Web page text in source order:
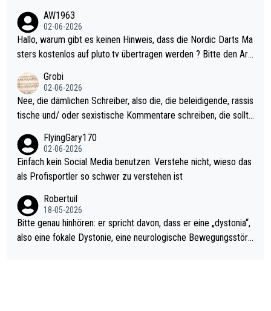
Allerdings ist Mitchell Lawrie als Nummer 1 der Welt eh qualifi
ziert. Somit ändert die automatische Qualifikation des Weltmei
sters erstmal nichts. Ich denke sie wollen damit für nächstes J
ohl wenig WDF Turniere spielen. Dies war bei Archie Self letzt
es Jahr der Fall. Er musste als amtierender Weltmeister durch
den Qualifier und ich glaube kaum, dass Mitchel sich das (in Ve
gas) antun würde, wenn er doch eigentlich die PDC-WM als Zi
el hat.
AW1963
02-06-2026
Hallo, warum gibt es keinen Hinweis, dass die Nordic Darts Ma
sters kostenlos auf pluto.tv übertragen werden ? Bitte den Arti
Grobi
02-06-2026
Nee, die dämlichen Schreiber, also die, die beleidigende, rassis
tische und/ oder sexistische Kommentare schreiben, die sollte
s Leben in den Griff kriegen. Nur eins wundert mich: Luke Little
r war doch neulich erst derjenige, der über Social Media GvV p
rovoziert hat. Und Littlers Mutter schießt öfters mal gegen Ric
FlyingGary170
02-06-2026
Einfach kein Social Media benutzen. Verstehe nicht, wieso das
als Profisportler so schwer zu verstehen ist
Robertuil
18-05-2026
Bitte genau hinhören: er spricht davon, dass er eine „dystonia“,
also eine fokale Dystonie, eine neurologische Bewegungsstöru